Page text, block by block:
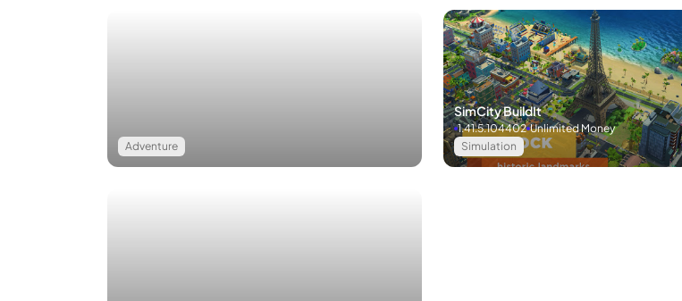
Adventure
SimCity BuildIt
Simulation
1.41.5.104402 Unlimited Money